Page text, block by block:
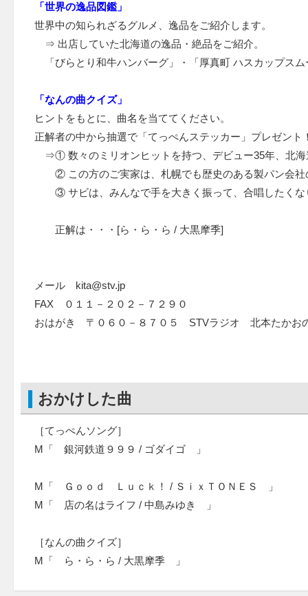
「世界の逸品図鑑」
世界中の知られざるグルメ、逸品をご紹介します。
⇒ 出店していた北海道の逸品・絶品をご紹介。
「びらとり和牛ハンバーグ」・「厚真町 ハスカップス
「なんの曲クイズ」
ヒントをもとに、曲名を当ててください。
正解者の中から抽選で「てっぺんステッカー」プレゼント
⇒① 数々のミリオンヒットを持つ、デビュー35年、北海
② この方のご実家は、札幌でも歴史のある製パン会社
③ サビは、みんなで手を大きく振って、合唱したくな
正解は・・・[ら・ら・ら / 大黒摩季]
メール kita@stv.jp
FAX ０１１－２０２－７２９０
おはがき 〒０６０－８７０５ STVラジオ 北本たかお
おかけした曲
［てっぺんソング］
M「 銀河鉄道９９９ / ゴダイゴ 」
M「 Ｇｏｏｄ Ｌｕｃｋ！ / ＳｉｘＴＯＮＥＳ 」
M「 店の名はライフ / 中島みゆき 」
［なんの曲クイズ］
M「 ら・ら・ら / 大黒摩季 」